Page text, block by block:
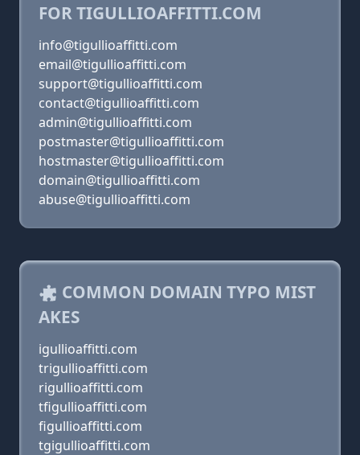
FOR TIGULLIOAFFITTI.COM
info@tigullioaffitti.com
email@tigullioaffitti.com
support@tigullioaffitti.com
contact@tigullioaffitti.com
admin@tigullioaffitti.com
postmaster@tigullioaffitti.com
hostmaster@tigullioaffitti.com
domain@tigullioaffitti.com
abuse@tigullioaffitti.com
COMMON DOMAIN TYPO MIST
AKES
igullioaffitti.com
trigullioaffitti.com
rigullioaffitti.com
tfigullioaffitti.com
figullioaffitti.com
tgigullioaffitti.com